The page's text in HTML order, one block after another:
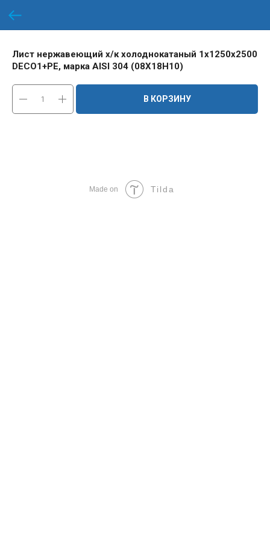
Лист нержавеющий х/к холоднокатаный 1х1250х2500
DECO1+PE, марка AISI 304 (08Х18Н10)
В КОРЗИНУ
Made on Tilda